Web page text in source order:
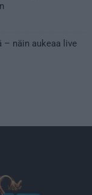
– näin aukeaa live